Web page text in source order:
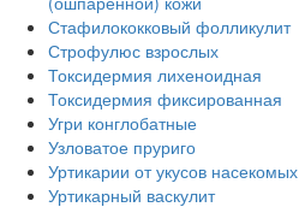
Стафилококковый фолликулит
Строфулюс взрослых
Токсидермия лихеноидная
Токсидермия фиксированная
Угри конглобатные
Узловатое пруриго
Уртикарии от укусов насекомых
Уртикарный васкулит